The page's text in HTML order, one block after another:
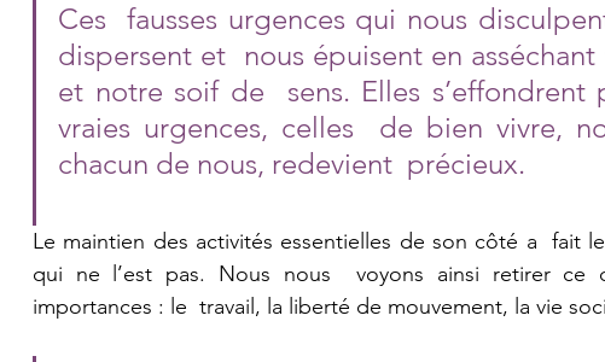
Ces  fausses urgences qui nous
dispersent et  nous épuisent en
et notre soif de  sens. Elles s’effondrent
vraies urgences, celles  de bien vivre,
chacun de nous, redevient  précieux.
Le maintien des activités essentielles de son côté a  fait
qui ne l’est pas. Nous nous  voyons ainsi retirer ce
importances : le  travail, la liberté de mouvement, la vie